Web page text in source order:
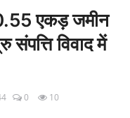
एकड़ जमीन
संपत्ति विवाद में
0 10